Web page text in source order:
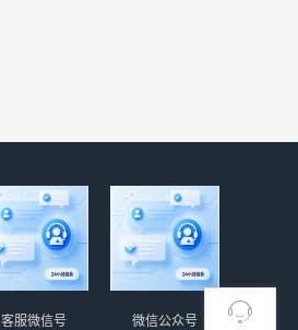
微信公众号
客服微信号